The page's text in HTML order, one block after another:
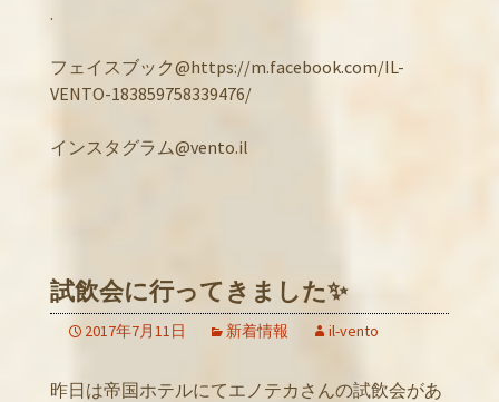
.
フェイスブック@https://m.facebook.com/IL-
VENTO-183859758339476/
インスタグラム@vento.il
試飲会に行ってきました✨
2017年7月11日 新着情報 il-vento
昨日は帝国ホテルにてエノテカさんの試飲会があ